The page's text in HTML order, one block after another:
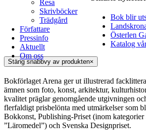
Resa
Skrivböcker
Trädgård
Författare
Pressinfo
Aktuellt
Om oss
Bok blir
Österlen
Katalog
Stäng snabbvy av produkten×
Bokförlaget Arena ger ut illustrerad
ämnen som foto, konst, arkitektur,
kvalitet präglar genomgående utgivningen
flerfaldigt prisbelönta med utmärkelser som
Bokkonst, Publishing-Priset (inom kategorier
”Läromedel”) och Svenska Designpriset.